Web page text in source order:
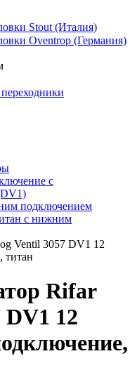
Stout (Италия)
Oventrop (Германия)
с
подключением
с нижним
Ventil 3057 DV1 12
титан
Rifar
DV1 12